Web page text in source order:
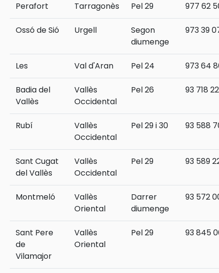
Perafort Tarragonès Pel 29 977 62
Ossó de Sió Urgell
Segon
diumenge
973 39
Les Val d'Aran Pel 24 973 64
Badia del
Vallès
Vallès
Occidental
Pel 26 93 718
Rubí
Vallès
Occidental
Pel 29 i 30 93 588
Sant Cugat
del Vallès
Vallès
Occidental
Pel 29 93 589
Montmeló
Vallès
Oriental
Darrer
diumenge
93 572
Sant Pere
de
Vilamajor
Vallès
Oriental
Pel 29 93 845